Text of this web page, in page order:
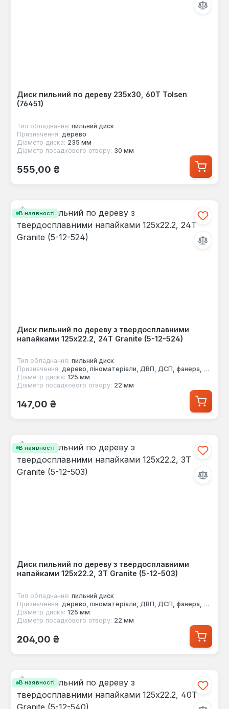
Диск пильний по дереву 235x30, 60Т Tolsen
(76451)
Тип обладнання: пильний диск
Призначення: дерево
Діаметр диска: 235 мм
Діаметр посадкового отвору: 30 мм
Звичайна ціна:
555,00 ₴
В наявності
Диск пильний по дереву з твердосплавними
напайками 125x22.2, 24Т Granite (5-12-524)
Тип обладнання: пильний диск
Призначення: дерево, піноматеріали, ДВП, ДСП, фанера, МДФ
Діаметр диска: 125 мм
Діаметр посадкового отвору: 22 мм
Звичайна ціна:
147,00 ₴
В наявності
Диск пильний по дереву з твердосплавними
напайками 125x22.2, 3Т Granite (5-12-503)
Тип обладнання: пильний диск
Призначення: дерево, піноматеріали, ДВП, ДСП, фанера, МДФ
Діаметр диска: 125 мм
Діаметр посадкового отвору: 22 мм
Звичайна ціна:
204,00 ₴
В наявності